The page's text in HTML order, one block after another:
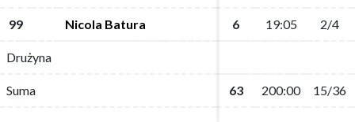
99 Nicola Batura 6 19:05 2/4
Drużyna
Suma 63 200:00 15/36
99 Nicola Batura 6 19:05 2/4
Drużyna
Suma 63 200:00 15/36